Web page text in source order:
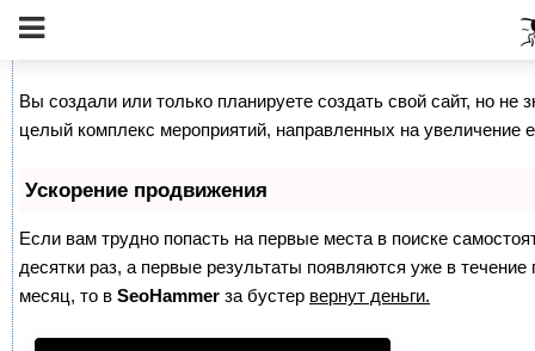
Как продвинуть сайт на первые места?
Вы создали или только планируете создать свой сайт, но не
целый комплекс мероприятий, направленных на увеличение
Ускорение продвижения
Если вам трудно попасть на первые места в поиске
десятки раз, а первые результаты появляются уже в
месяц, то в SeoHammer за бустер вернут деньги.